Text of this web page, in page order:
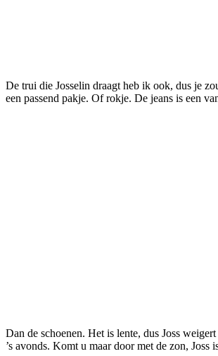
De trui die Josselin draagt heb ik ook, dus je
een passend pakje. Of rokje. De jeans is een
Dan de schoenen. Het is lente, dus Joss
’s avonds. Komt u maar door met de zon, Joss